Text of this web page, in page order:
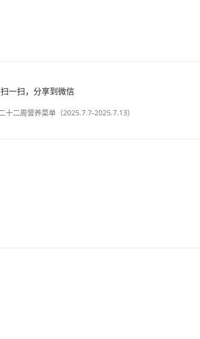
扫一扫，分享到微信